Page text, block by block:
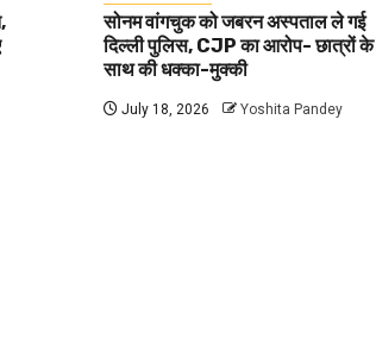
सोनम वांगचुक को जबरन अस्पताल ले गई
दिल्ली पुलिस, CJP का आरोप- छात्रों के
साथ की धक्का-मुक्की
July 18, 2026 Yoshita Pandey